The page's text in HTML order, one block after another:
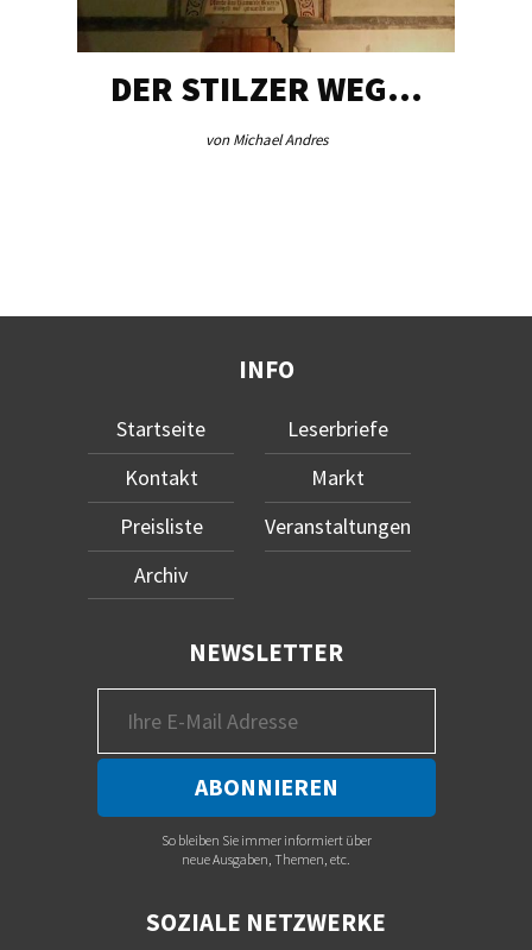
DER STILZER WEG…
von Michael Andres
INFO
Startseite
Kontakt
Preisliste
Archiv
Leserbriefe
Markt
Veranstaltungen
NEWSLETTER
So bleiben Sie immer informiert über
neue Ausgaben, Themen, etc.
SOZIALE NETZWERKE